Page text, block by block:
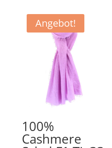
259,90 €
Angebot!
100%
Cashmere